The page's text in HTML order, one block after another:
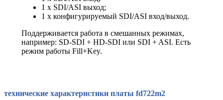
1 x SDI/ASI выход;
1 x конфигурируемый SDI/ASI вход/выход.
Поддерживается работа в смешанных режимах,
например: SD-SDI + HD-SDI или SDI + ASI. Есть
режим работы Fill+Key.
технические характеристики платы fd722m2